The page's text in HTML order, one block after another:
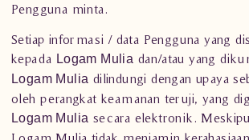
Pengguna minta.
Setiap informasi / data Pengguna yang
kepada Logam Mulia dan/atau yang
Logam Mulia dilindungi dengan upaya
oleh perangkat keamanan teruji, yang
Logam Mulia secara elektronik.